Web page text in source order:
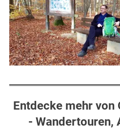
Entdecke mehr von
- Wandertouren,